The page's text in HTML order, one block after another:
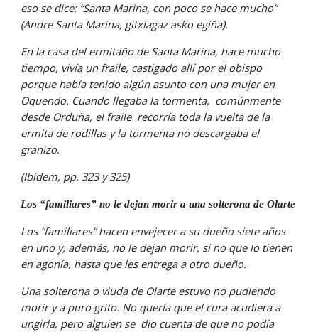
eso se dice: “Santa Marina, con poco se hace mucho”
(Andre Santa Marina, gitxiagaz asko egiña).
En la casa del ermitaño de Santa Marina, hace mucho
tiempo, vivía un fraile, castigado allí por el obispo
porque había tenido algún asunto con una mujer en
Oquendo. Cuando llegaba la tormenta,  comúnmente
desde Orduña, el fraile  recorría toda la vuelta de la
ermita de rodillas y la tormenta no descargaba el
granizo.
(Ibídem, pp. 323 y 325)
Los “familiares” no le dejan morir a una solterona de Olarte
Los “familiares” hacen envejecer a su dueño siete años
en uno y, además, no le dejan morir, si no que lo tienen
en agonía, hasta que les entrega a otro dueño.
Una solterona o viuda de Olarte estuvo no pudiendo
morir y a puro grito. No quería que el cura acudiera a
ungirla, pero alguien se  dio cuenta de que no podía